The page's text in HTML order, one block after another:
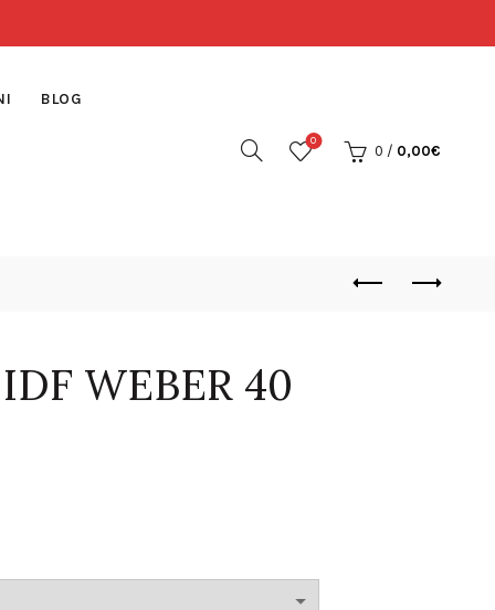
BLOG
0
0 / 0,00€
WEBER 40